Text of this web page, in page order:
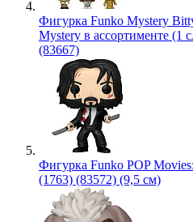
Фигурка Funko Mystery
Mystery в ассортименте (1
(83667)
Фигурка Funko POP
(1763) (83572) (9,5 см)